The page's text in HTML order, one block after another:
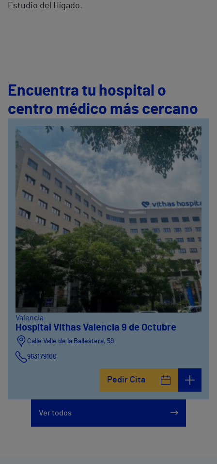
Estudio del Hígado.
Encuentra tu hospital o
centro médico más cercano
Valencia
Hospital Vithas Valencia 9 de Octubre
Calle Valle de la Ballestera, 59
963179100
Pedir Cita
Ver todos